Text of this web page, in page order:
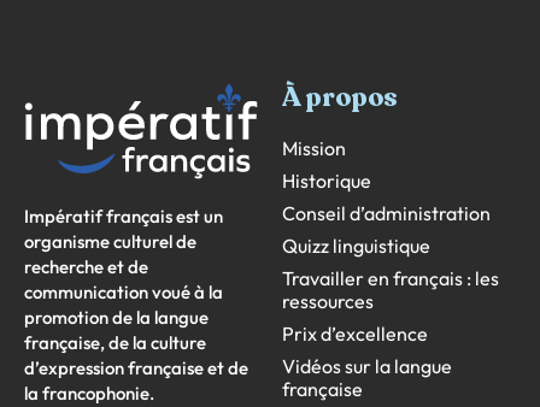
Impératif français est un
organisme culturel de
recherche et de
communication voué à la
promotion de la langue
française, de la culture
d’expression française et de
la francophonie.
À propos
Mission
Historique
Conseil d’administration
Quizz linguistique
Travailler en français : les
ressources
Prix d’excellence
Vidéos sur la langue
française